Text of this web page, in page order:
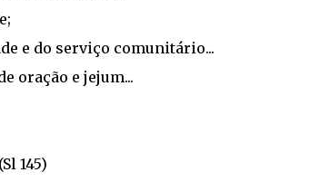
e do serviço comunitário...
oração e jejum...
145)